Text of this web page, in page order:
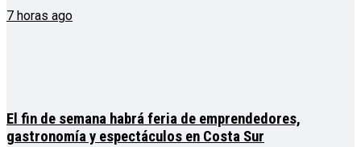
7 horas ago
El fin de semana habrá feria de emprendedores,
gastronomía y espectáculos en Costa Sur